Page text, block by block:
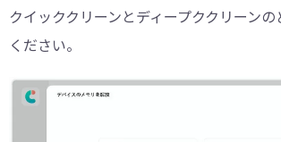
クイッククリーンとディープククリーン
ください。